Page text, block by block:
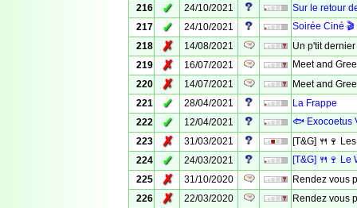
216
✓ 24/10/2021
Sur le retour
217
✓ 24/10/2021
Soirée Ciné
218
✗ 14/08/2021
Un p'tit
219
✗ 16/07/2021
Meet and
220
✗ 14/07/2021
Meet and
221
✓ 28/04/2021
La Frappe
222
✓ 12/04/2021
🐟 Exocoetus
223
✗ 31/03/2021
[T&G] 🍴🍷
224
✓ 24/03/2021
[T&G] 🍴🍷 Le
225
✗ 31/10/2020
Rendez vous
226
✗ 22/03/2020
Rendez vous